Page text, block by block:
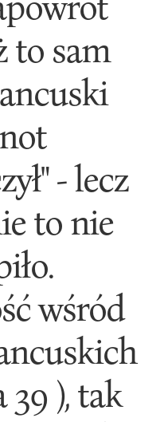
to sam
- lecz
to nie
wśród
39 ), tak